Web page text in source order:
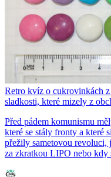
Retro kvíz o cukrovinkách
sladkosti, které mizely z
Před pádem komunismu
které se stály fronty a které
přežily sametovou
za zkratkou LIPO nebo kdy